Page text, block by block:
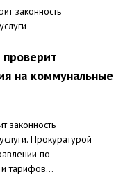
проверит
на коммунальные
законность
Прокуратурой
по
тарифов...